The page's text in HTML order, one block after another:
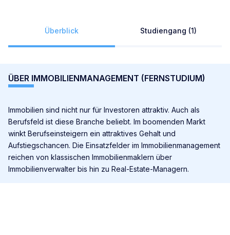
Überblick Studiengang (1)
ÜBER IMMOBILIENMANAGEMENT (FERNSTUDIUM)
Immobilien sind nicht nur für Investoren attraktiv. Auch als
Berufsfeld ist diese Branche beliebt. Im boomenden Markt
winkt Berufseinsteigern ein attraktives Gehalt und
Aufstiegschancen. Die Einsatzfelder im Immobilienmanagement
reichen von klassischen Immobilienmaklern über
Immobilienverwalter bis hin zu Real-Estate-Managern.